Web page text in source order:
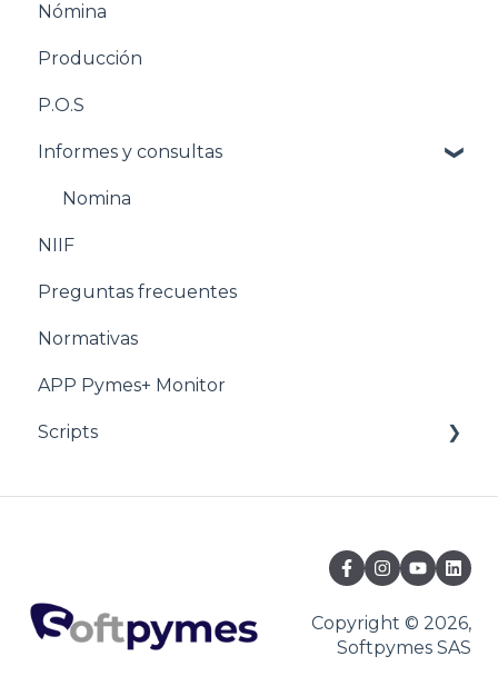
Estructuración Nómina
Pasos para configurar Producción
Estructuración Producción
Pasos para configurar POS
Estructuración POS
Estructuración Utilitarios
Nómina
Producción
P.O.S
Informes y consultas
Nomina
NIIF
Preguntas frecuentes
Normativas
APP Pymes+ Monitor
Scripts
Copyright © 2026,
Softpymes SAS